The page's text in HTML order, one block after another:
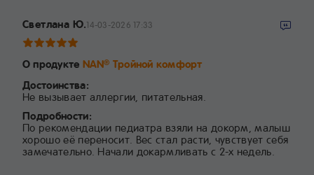
Светлана Ю.14-03-2026 17:33
О продукте NAN® Тройной комфорт
Достоинства:
Не вызывает аллергии, питательная.
Подробности:
По рекомендации педиатра взяли на докорм, малыш
хорошо её переносит. Вес стал расти, чувствует себя
замечательно. Начали докармливать с 2-х недель.